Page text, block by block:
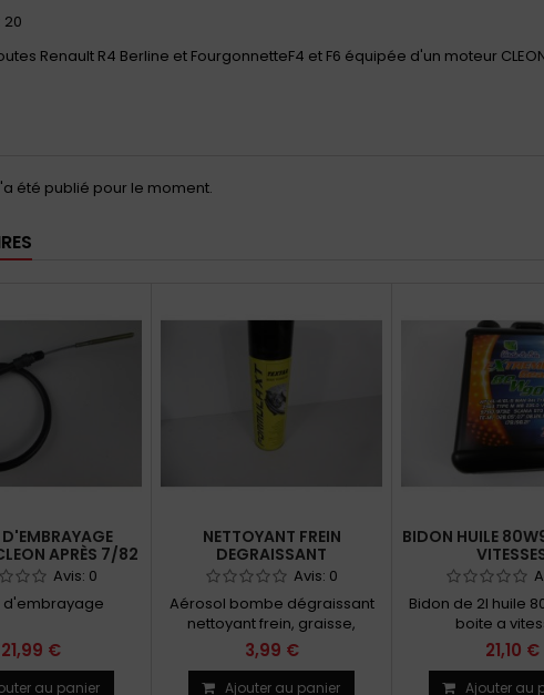
20
Renault R4 Berline et FourgonnetteF4 et F6 équipée d'un moteur
été publié pour le moment.
APRÈS 7/82
Avis: 0
d'embrayage
21,99 €
au panier
NETTOYANT FREIN
DEGRAISSANT
Avis: 0
Aérosol bombe dégraissant
nettoyant frein, graisse,
goudron et colle fraîche
3,99 €
Ajouter au panier
BIDON HUILE
Bidon de 2l huile
boite a
21,10 €
Ajouter au